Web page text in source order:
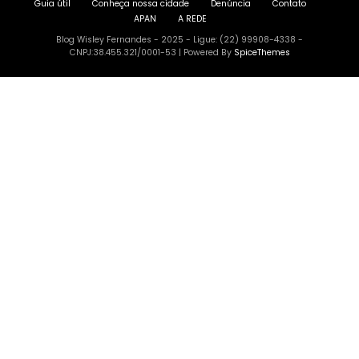
APAN
A REDE
Blog Wisley Fernandes - 2025 - Ligue: (22) 99908-4338 -
CNPJ:38.455.321/0001-53 | Powered By SpiceThemes